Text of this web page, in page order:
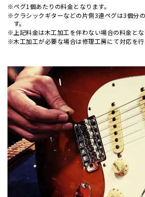
※ペグ1個あたりの料金となります。
※クラシックギターなどの片側3連ペグは3個分
す。
※上記料金は木工加工を伴わない場合の料金とな
※木工加工が必要な場合は修理工房にて対応を行